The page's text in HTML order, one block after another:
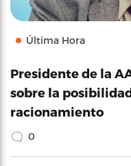
Última Hora
Presidente de la
sobre la
racionamiento
0